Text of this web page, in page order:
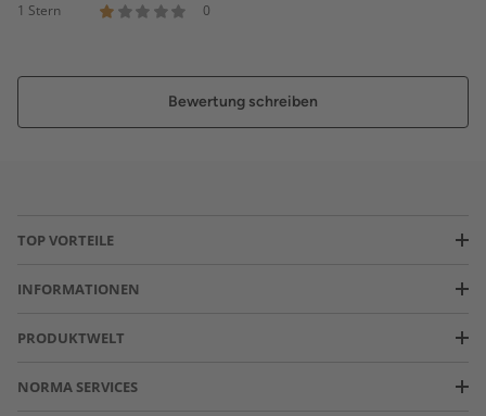
1 Stern
0
Bewertung schreiben
TOP VORTEILE
INFORMATIONEN
PRODUKTWELT
NORMA SERVICES